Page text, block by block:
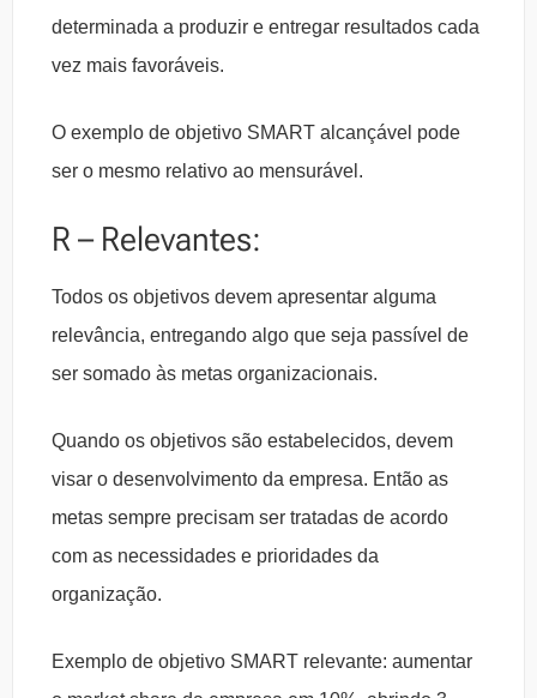
determinada a produzir e entregar resultados cada
vez mais favoráveis.
O exemplo de objetivo SMART alcançável pode
ser o mesmo relativo ao mensurável.
R – Relevantes:
Todos os objetivos devem apresentar alguma
relevância, entregando algo que seja passível de
ser somado às metas organizacionais.
Quando os objetivos são estabelecidos, devem
visar o desenvolvimento da empresa. Então as
metas sempre precisam ser tratadas de acordo
com as necessidades e prioridades da
organização.
Exemplo de objetivo SMART relevante: aumentar